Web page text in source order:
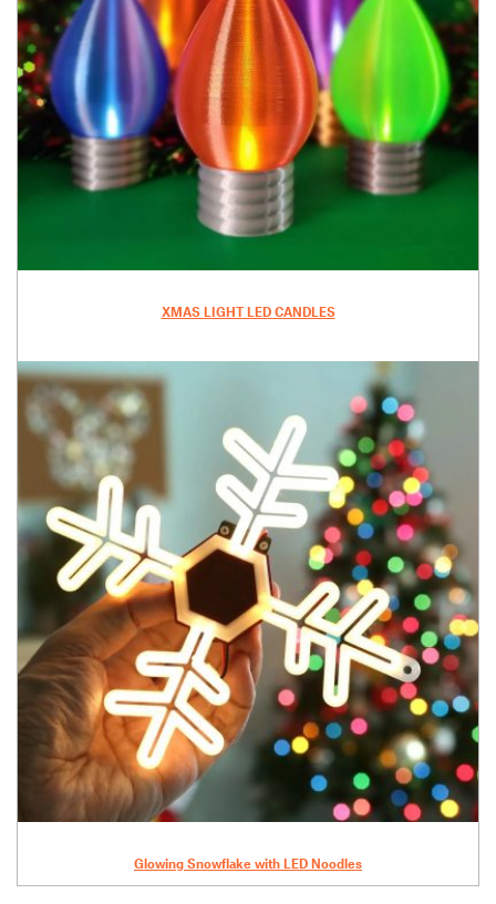
XMAS LIGHT LED CANDLES
Glowing Snowflake with LED Noodles